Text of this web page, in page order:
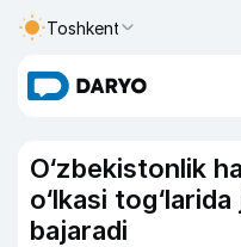
Toshkent
O‘zbekistonlik
o‘lkasi
bajaradi